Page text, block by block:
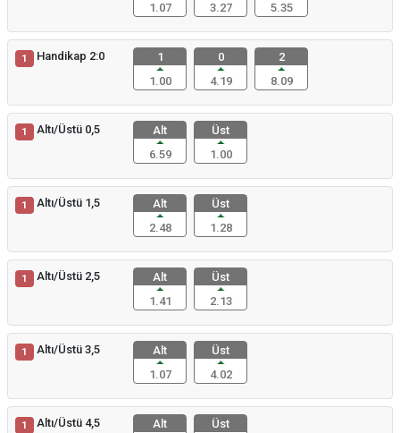
1.07
3.27
5.35
1 Handikap 2:0
1
1.00
0
4.19
2
8.09
1 Altı/Üstü 0,5
Alt
6.59
Üst
1.00
1 Altı/Üstü 1,5
Alt
2.48
Üst
1.28
1 Altı/Üstü 2,5
Alt
1.41
Üst
2.13
1 Altı/Üstü 3,5
Alt
1.07
Üst
4.02
1 Altı/Üstü 4,5
Alt
Üst